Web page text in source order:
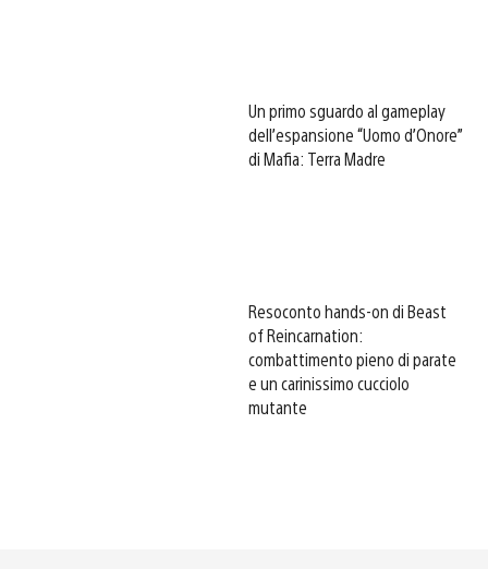
Un primo sguardo al gameplay
dell’espansione “Uomo d’Onore”
di Mafia: Terra Madre
Resoconto hands-on di Beast
of Reincarnation:
combattimento pieno di parate
e un carinissimo cucciolo
mutante